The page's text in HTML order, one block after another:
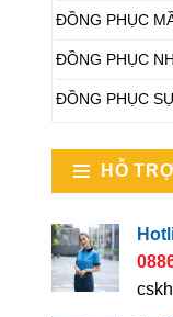
ĐỒNG PHỤC
ĐỒNG PHỤC
ĐỒNG PHỤC
HỖ